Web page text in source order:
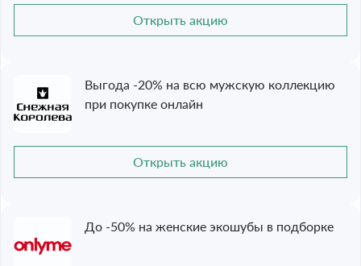
Открыть акцию
Выгода -20% на всю мужскую коллекцию
при покупке онлайн
Открыть акцию
До -50% на женские экошубы в подборке